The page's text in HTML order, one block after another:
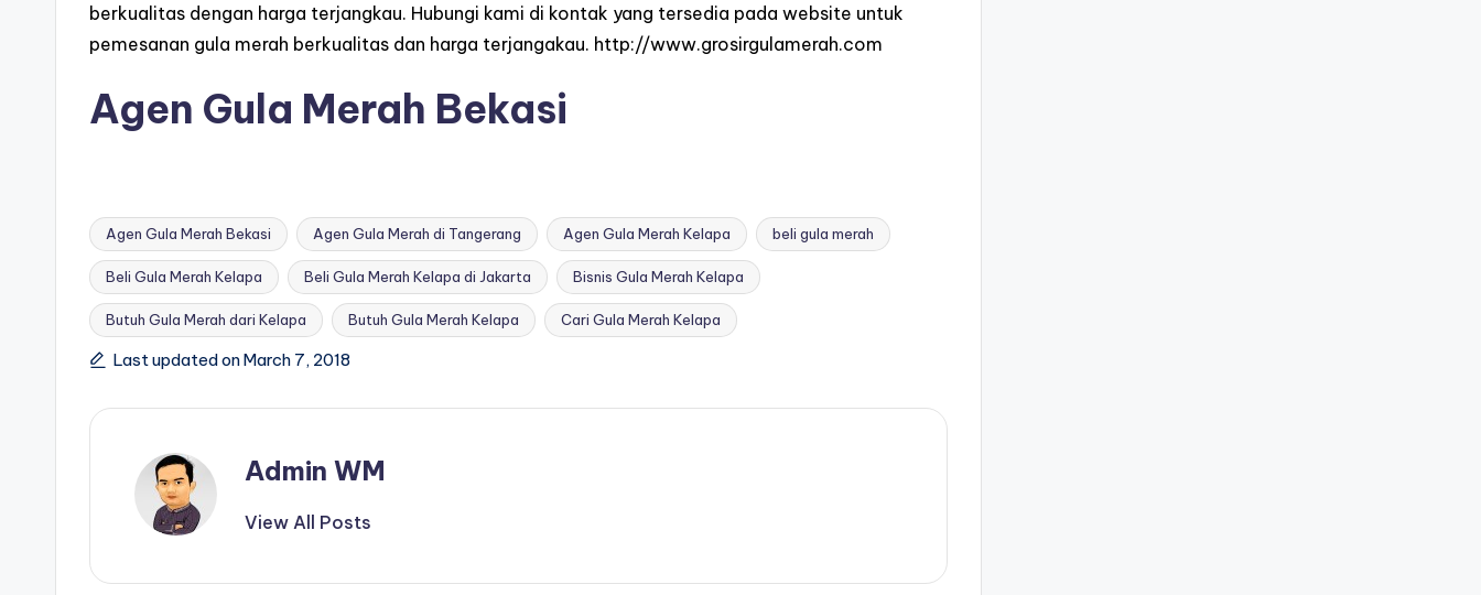
berkualitas dengan harga terjangkau. Hubungi kami di kontak yang tersedia pada website untuk
pemesanan gula merah berkualitas dan harga terjangakau. http://www.grosirgulamerah.com
Agen Gula Merah Bekasi
Tags:
Agen Gula Merah Bekasi Agen Gula Merah di Tangerang Agen Gula Merah Kelapa beli gula merah
Beli Gula Merah Kelapa Beli Gula Merah Kelapa di Jakarta Bisnis Gula Merah Kelapa
Butuh Gula Merah dari Kelapa Butuh Gula Merah Kelapa Cari Gula Merah Kelapa
Last updated on March 7, 2018
Admin WM
View All Posts